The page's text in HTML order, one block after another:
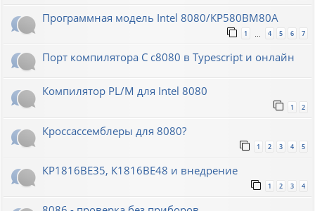
Программная модель Intel 8080/КР580ВМ80А
1 … 4 5 6 7
Порт компилятора С с8080 в Typescript и онлайн
Компилятор PL/M для Intel 8080
1 2
Кроссассемблеры для 8080?
1 2 3 4 5
КР1816ВЕ35, К1816ВЕ48 и внедрение
1 2 3 4